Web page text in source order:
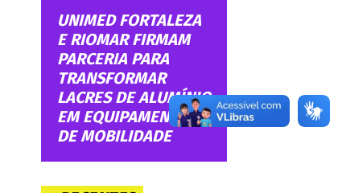
UNIMED FORTALEZA
E RIOMAR FIRMAM
PARCERIA PARA
TRANSFORMAR
LACRES DE ALUMÍNIO
EM EQUIPAMENTOS
DE MOBILIDADE